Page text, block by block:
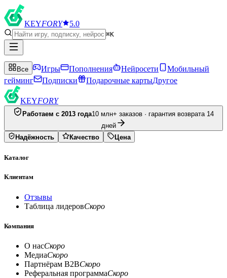
KEYFORY 5.0
⌘K
Все Игры Пополнения Нейросети
Мобильный
гейминг
Подписки Подарочные картыДругое
KEYFORY
Работаем с 2013 года10 млн+ заказов · гарантия возврата 14
дней
Надёжность
Качество Цена
Каталог
Клиентам
Отзывы
Таблица лидеровСкоро
Компания
О насСкоро
МедиаСкоро
Партнёрам B2BСкоро
Реферальная программаСкоро